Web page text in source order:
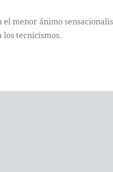
menor ánimo
los tecnicismos.